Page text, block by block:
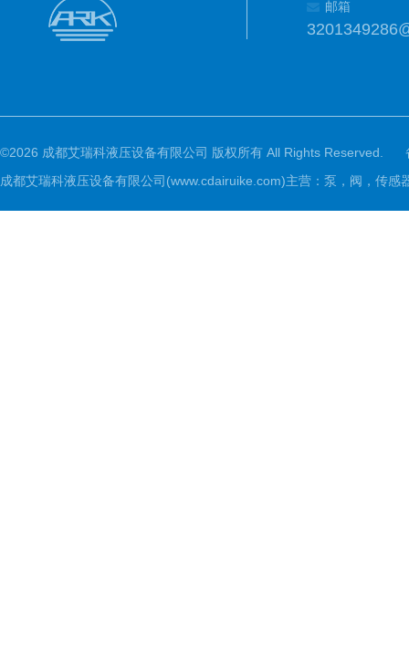
邮箱
©2026 成都艾瑞科液压设备有限公司 版权所有 All Rights Reserved.
成都艾瑞科液压设备有限公司(www.cdairuike.com)主营：泵，阀，传